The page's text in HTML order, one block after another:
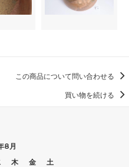
この商品について問い合わせる
買い物を続ける
8月
木 金
土